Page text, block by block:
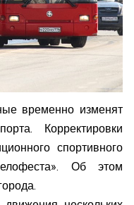
временно изменят
Корректировки
спортивного
Об этом